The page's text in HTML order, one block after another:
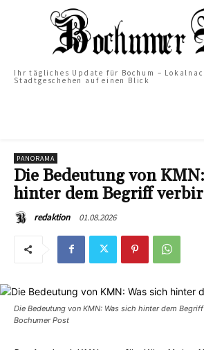
Ihr tägliches Update für Bochum –
Stadtgeschehen auf einen Blick
PANORAMA
Die Bedeutung von
hinter dem Begriff
redaktion 01.08.2026
Die Bedeutung von KMN: Was sich hinter dem
Bochumer Post